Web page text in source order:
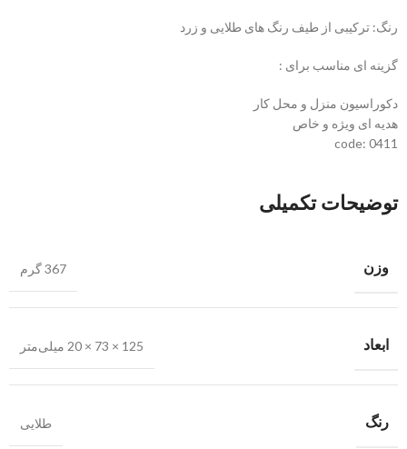
رنگ: ترکیبی از طیف رنگ های طلایی و زرد
گزینه ای مناسب برای :
دکوراسیون منزل و محل کار
هدیه ای ویژه و خاص
code: 0411
توضیحات تکمیلی
وزن 367 گرم
ابعاد 125 × 73 × 20 میلی‌متر
رنگ طلایی